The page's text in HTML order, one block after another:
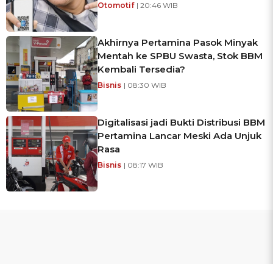
Otomotif | 20:46 WIB
Akhirnya Pertamina Pasok Minyak
Mentah ke SPBU Swasta, Stok BBM
Kembali Tersedia?
Bisnis | 08:30 WIB
Digitalisasi jadi Bukti Distribusi BBM
Pertamina Lancar Meski Ada Unjuk
Rasa
Bisnis | 08:17 WIB